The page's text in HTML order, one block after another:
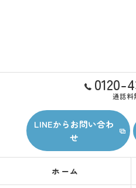
0120-
通話料
LINEからお問い合わ
せ
ホーム